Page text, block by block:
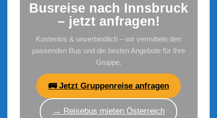
Busreise nach Innsbruck
– jetzt anfragen!
Kostenlos & unverbindlich – wir vermitteln den
passenden Bus und die besten Angebote für Ihre
Gruppe.
🚌 Jetzt Gruppenreise anfragen
→ Reisebus mieten Österreich